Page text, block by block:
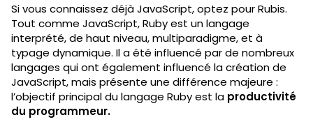
Si vous connaissez déjà JavaScript, optez pour Rubis.
Tout comme JavaScript, Ruby est un langage
interprété, de haut niveau, multiparadigme, et à
typage dynamique. Il a été influencé par de nombreux
langages qui ont également influencé la création de
JavaScript, mais présente une différence majeure :
l’objectif principal du langage Ruby est la productivité
du programmeur.